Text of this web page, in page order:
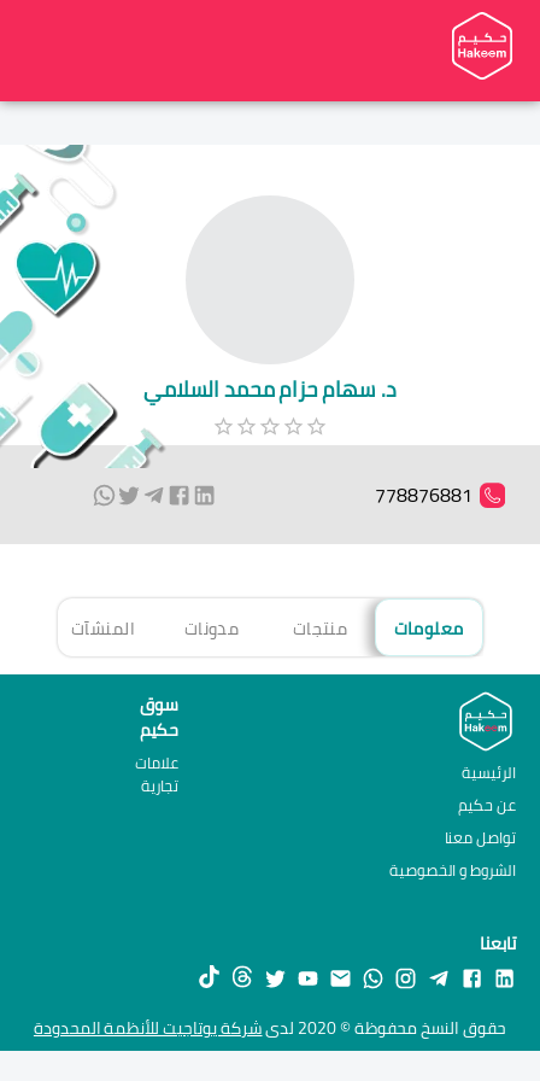
د. سهام حزام محمد السلامي
778876881
معلومات منتجات مدونات المنشآت
الرئيسية
عن حكيم
تواصل معنا
الشروط و الخصوصية
سوق
حكيم
علامات
تجارية
تابعنا
حقوق النسخ محفوظة © 2020 لدى شركة يوتاجيت للأنظمة المحدودة